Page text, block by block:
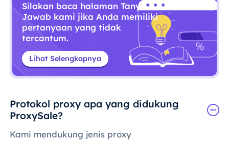
Silakan baca halaman Tanya
Jawab kami jika Anda memiliki
pertanyaan yang tidak
tercantum.
Lihat Selengkapnya
Protokol proxy apa yang didukung
ProxySale?
Kami mendukung jenis proxy